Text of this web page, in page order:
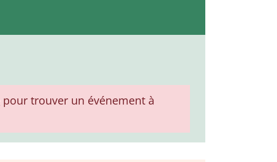
pour trouver un événement à